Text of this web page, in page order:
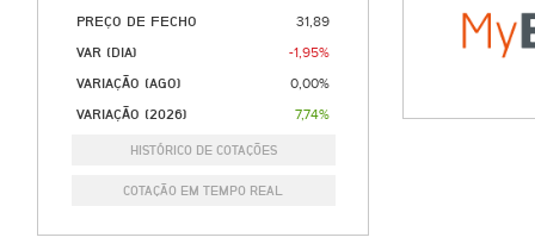
PREÇO DE FECHO 31,89
VAR (DIA) -1,95%
VARIAÇÃO (AGO) 0,00%
VARIAÇÃO (2026) 7,74%
HISTÓRICO DE COTAÇÕES
COTAÇÃO EM TEMPO REAL